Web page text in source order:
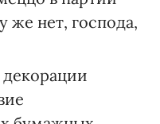
же нет, господа,
декорации